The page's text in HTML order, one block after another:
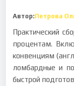
Автор:Петрова
Практический
процентам.
конвенциям
ломбардные и
быстрой